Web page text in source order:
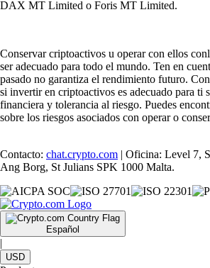
DAX MT Limited o Foris MT Limited.
Conservar criptoactivos u operar con ellos
ser adecuado para todo el mundo. Ten en
pasado no garantiza el rendimiento futuro.
si invertir en criptoactivos es adecuado para ti
financiera y tolerancia al riesgo. Puedes
sobre los riesgos asociados con operar o
Contacto: chat.crypto.com | Oficina: Level 7,
Ang Borg, St Julians SPK 1000 Malta.
Español
|
USD